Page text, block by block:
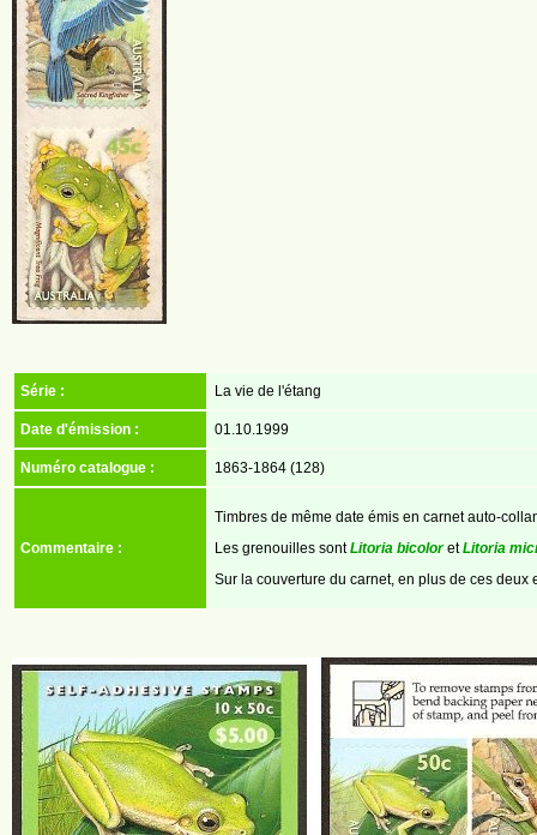
Série : La vie de l'étang
Date d'émission : 01.10.1999
Numéro catalogue : 1863-1864 (128)
Commentaire :
Timbres de même date émis en carnet auto-
Les grenouilles sontLitoria bicoloretLitoria
Sur la couverture du carnet, en plus de ces